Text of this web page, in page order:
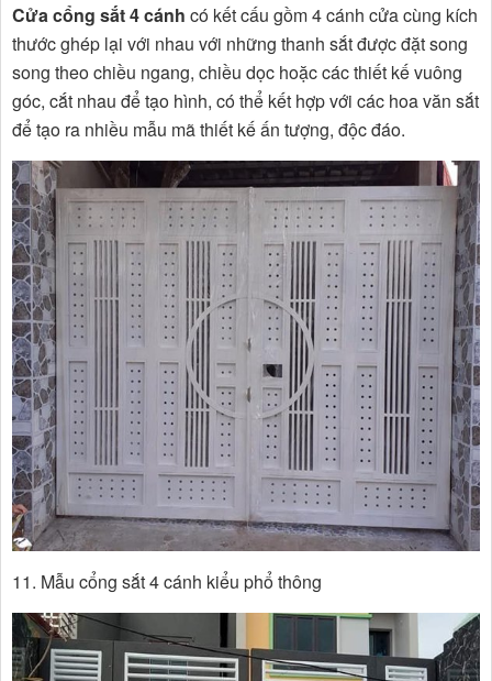
Cửa cổng sắt 4 cánh có kết cấu gồm 4 cánh cửa cùng kích
thước ghép lại với nhau với những thanh sắt được đặt song
song theo chiều ngang, chiều dọc hoặc các thiết kế vuông
góc, cắt nhau để tạo hình, có thể kết hợp với các hoa văn sắt
để tạo ra nhiều mẫu mã thiết kế ấn tượng, độc đáo.
11. Mẫu cổng sắt 4 cánh kiểu phổ thông